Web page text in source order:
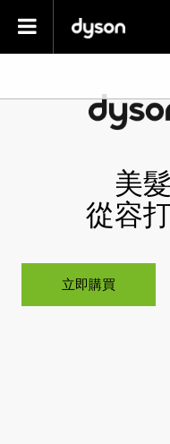
美
從容
立即購買